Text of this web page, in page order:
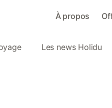
À propos
Les news Holidu